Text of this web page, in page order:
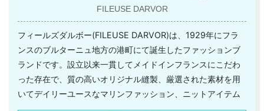
FILEUSE DARVOR
フィールズダルボー(FILEUSE DARVOR)は、1929年にフラ
ンスのブルターニュ地方の港町にて誕生したファッションブ
ランドです。設立以来一貫してメイドインフランスにこだわ
った存在で、質の高いオリジナル縫製、厳選された素材を用
いてデイリーユースなマリンファッション、ニットアイテム
をリリース、現地はもとより海外、日本でもこだわりのセレ